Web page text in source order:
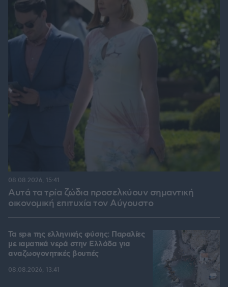
Αυτά τα τρία ζώδια προσελκύουν σημαντική
οικονομική επιτυχία τον Αύγουστο
08.08.2026, 15:41
Τα spa της ελληνικής φύσης: Παραλίες
με ιαματικά νερά στην Ελλάδα για
αναζωογονητικές βουτιές
08.08.2026, 13:41